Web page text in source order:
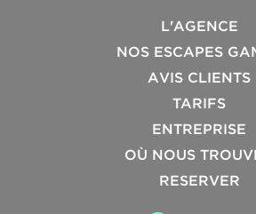
L'AGENCE
NOS ESCAPES
AVIS CLIENTS
TARIFS
ENTREPRISE
OÙ NOUS
RESERVER